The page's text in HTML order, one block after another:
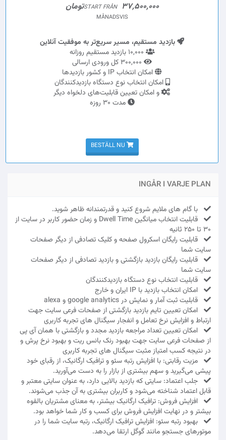
START FRÅN 37,500,000تومان
MÅNADSVIS
بازدید مستقیم، مسیر سریع‌تر به موفقیت آنلاین
امکان انتخاب IP و کشور بازدیدها
امکان انتخاب نوع دستگاه بازدیدکنندگان
و امکان تعیین قابلیت‌های دلخواه دیگر
مدت 30 روزه
BESTÄLL NU
INGÅR I VARJE PLAN
با گام های ملایم شروع کنید و قدرتمندانه ظاهر شوید.
قابلیت انتخاب میانگین Dwell Time و زمان حضور کاربر در سایت از
30 تا 250 ثانیه
قابلیت رایگان اسکرول صفحه و کلیک تصادفی از دیگر صفحات
سایت شما
قابلیت رایگان بازدید بازگشتی و بازدید تصادفی از دیگر صفحات
سایت شما
قابلیت انتخاب نوع دستگاه بازدیدکنندگان
امکان انتخاب بازدید با IP ایران و خارج
قابلیت ثبت آمار و نمایش در google analytics و alexa
امکان تعیین تایم بازدید بازگشتی از صفحات فرعی سایت جهت
ارتباط و افزایش نرخ تعامل و انفجار سیگنال های تجربه کاربری
امکان تعیین تعداد مراجعه بازدید مجدد و بازگشتی با همان آی پی
از صفحات فرعی سایت جهت بهبود رنک بانس ریت و بهبود نرخ پرش و
در نتیجه کسب امتیاز مثبت سیگنال های تجربه کاربری
مزیت رقابتی: با افزایش رتبه سئو و ترافیک ارگانیک، از رقبای خود
پیشی می‌گیرید و سهم بیشتری از بازار را به دست می‌آورید.
جلب اعتماد: سایتی که بازدید بالایی دارد، به عنوان سایتی معتبر و
قابل اعتماد شناخته می‌شود و کاربران بیشتری به آن جذب می‌شوند.
افزایش فروش: ترافیک ارگانیک بیشتر، به معنای مشتریان بالقوه
بیشتر و در نهایت افزایش فروش برای کسب و کار شما خواهد بود.
بهبود رتبه سئو: افزایش ترافیک ارگانیک، رتبه سایت شما را در
موتورهای جستجو مانند گوگل ارتقا می‌دهد.